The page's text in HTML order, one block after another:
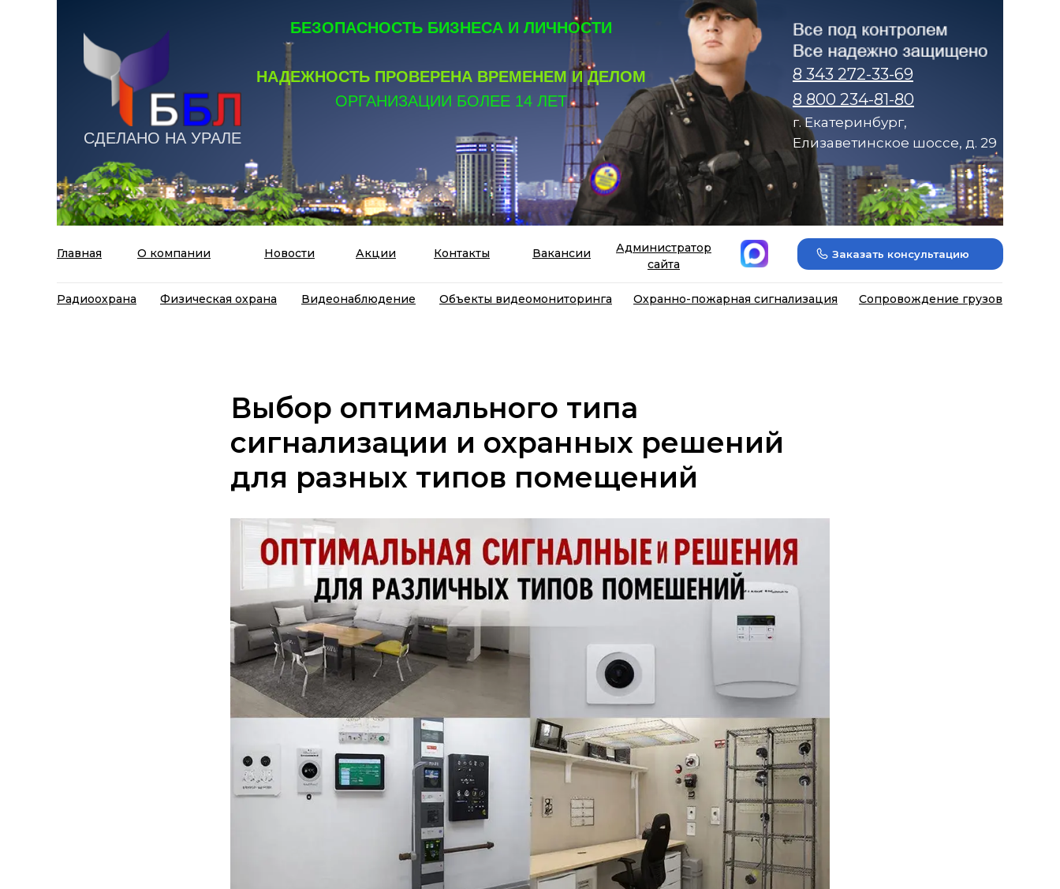
Главная О компании Новости Акции Контакты
Физическая охрана
Радиоохрана Видеонаблюдение Охранно-пожарная сигнализация Сопровождение грузов
Объекты видеомониторинга
Администратор
сайта
Вакансии Заказать консультацию
8 343 272-33-69
8 800 234-81-80
г. Екатеринбург,
Елизаветинское шоссе, д. 29
СДЕЛАНО НА УРАЛЕ
БЕЗОПАСНОСТЬ БИЗНЕСА И ЛИЧНОСТИ
НАДЕЖНОСТЬ ПРОВЕРЕНА ВРЕМЕНЕМ И ДЕЛОМ
ОРГАНИЗАЦИИ БОЛЕЕ 14 ЛЕТ
Выбор оптимального типа
сигнализации и охранных решений
для разных типов помещений